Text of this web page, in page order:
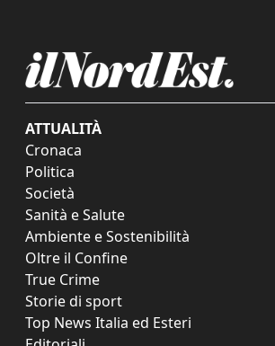
ATTUALITÀ
Cronaca
Politica
Società
Sanità e Salute
Ambiente e Sostenibilità
Oltre il Confine
True Crime
Storie di sport
Top News Italia ed Esteri